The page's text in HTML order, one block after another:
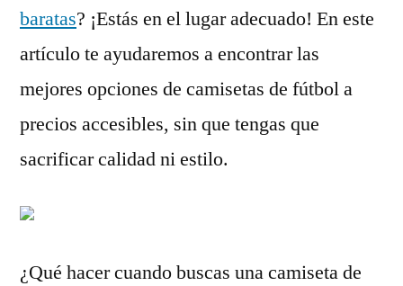
baratas? ¡Estás en el lugar adecuado! En este
artículo te ayudaremos a encontrar las
mejores opciones de camisetas de fútbol a
precios accesibles, sin que tengas que
sacrificar calidad ni estilo.
¿Qué hacer cuando buscas una camiseta de